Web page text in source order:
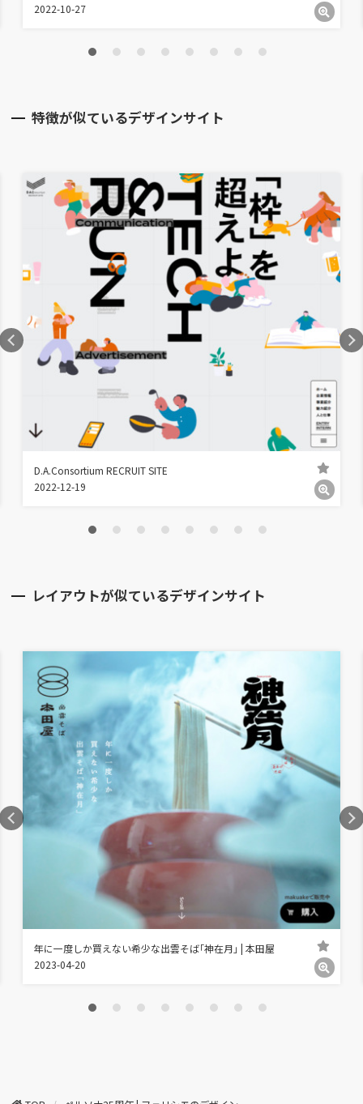
2022-10-27
特徴が似ているデザインサイト
D.A.Consortium RECRUIT SITE
2022-12-19
レイアウトが似ているデザインサイト
年に一度しか買えない希少な出雲そば｢神在月｣ | 本田屋
2023-04-20